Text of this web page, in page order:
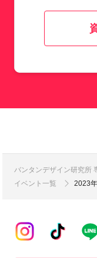
バンタンデザイン研究所
イベント一覧
2023